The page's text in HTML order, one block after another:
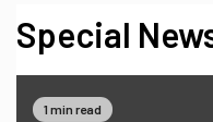
Special
1 min read